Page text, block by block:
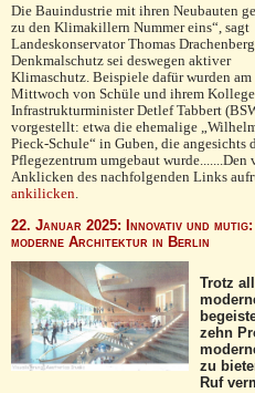
Die Bauindustrie mit ihren Neubauten
zu den Klimakillern Nummer eins“, sagt
Landeskonservator Thomas
Denkmalschutz sei deswegen aktiver
Klimaschutz. Beispiele dafür wurden am
Mittwoch von Schüle und ihrem
Infrastrukturminister Detlef Tabbert
vorgestellt: etwa die ehemalige
Pieck-Schule“ in Guben, die
Pflegezentrum umgebaut
Anklicken des nachfolgenden Links
ankilicken
22. Januar 2025: Innovativ und
moderne Architektur in Berlin
Trotz
zehn
zu
Ruf